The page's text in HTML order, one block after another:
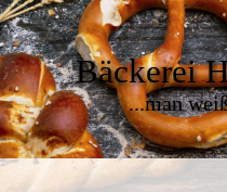
Bäckerei
...man